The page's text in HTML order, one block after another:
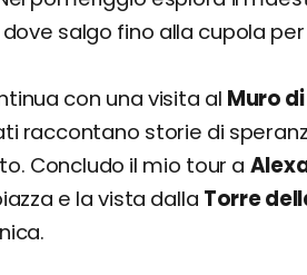
salgo fino alla cupola
con una visita al Muro
raccontano storie di
Concludo il mio tour a
e la vista dalla Torre